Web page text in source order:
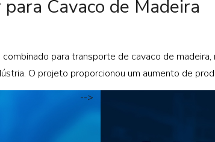
Cavaco de Madeira
para transporte de cavaco de
O projeto proporcionou um aumento de
-->